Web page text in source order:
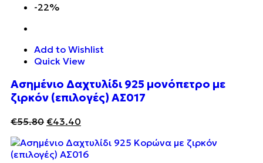
-22%
Add to Wishlist
Quick View
Ασημένιο Δαχτυλίδι 925 μονόπετρο με
ζιρκόν (επιλογές) ΑΣ017
€55.80 €43.40